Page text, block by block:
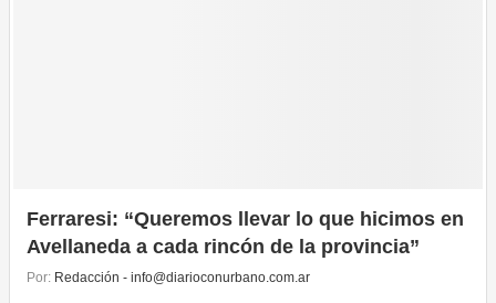
Ferraresi: “Queremos llevar lo que hicimos en
Avellaneda a cada rincón de la provincia”
Por: Redacción - info@diarioconurbano.com.ar